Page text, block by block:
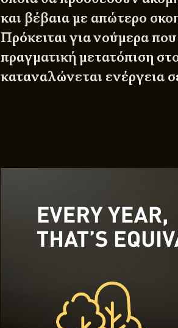
και βέβαια με απώτερο
Πρόκειται για νούμερα
πραγματική μετατόπιση
καταναλώνεται ενέργεια